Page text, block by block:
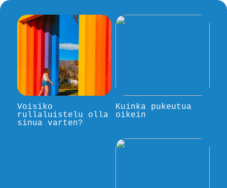
Voisiko
rullaluistelu olla
sinua varten?
Kuinka pukeutua
oikein